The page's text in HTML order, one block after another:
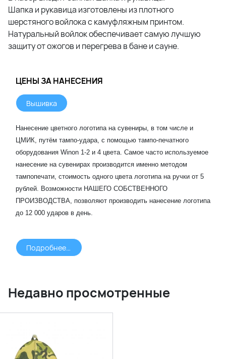
Шапка и рукавица изготовлены из плотного
шерстяного войлока с камуфляжным принтом.
Натуральный войлок обеспечивает самую лучшую
защиту от ожогов и перегрева в бане и сауне.
ЦЕНЫ ЗА НАНЕСЕНИЯ
Вышивка
Нанесение цветного логотипа на сувениры, в том числе и
ЦМИК, путём тампо-удара, с помощью тампо-печатного
оборудования Winon 1-2 и 4 цвета. Самое часто используемое
нанесение на сувенирах производится именно методом
тампопечати, стоимость одного цвета логотипа на ручки от 5
рублей. Возможности НАШЕГО СОБСТВЕННОГО
ПРОИЗВОДСТВА, позволяют производить нанесение логотипа
до 12 000 ударов в день.
Подробнее >>>
Недавно просмотренные